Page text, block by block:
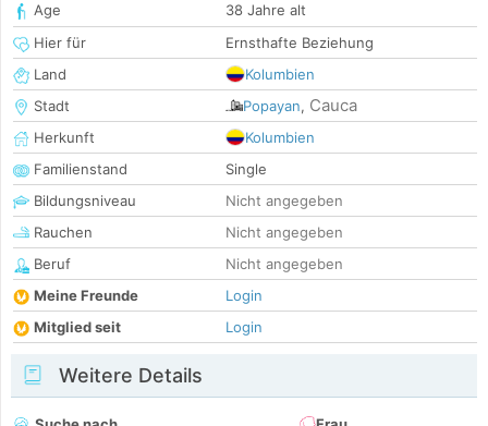
Age
38 Jahre alt
Hier für
Ernsthafte Beziehung
Land
Kolumbien
Stadt
Popayan, Cauca
Herkunft
Kolumbien
Familienstand
Single
Bildungsniveau
Nicht angegeben
Rauchen
Nicht angegeben
Beruf
Nicht angegeben
Meine Freunde
Login
Mitglied seit
Login
Weitere Details